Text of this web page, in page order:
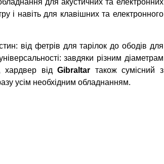
для акустичних та електронних
і навіть для клавішних та електронного
від фетрів для тарілок до ободів для
завдяки різним діаметрам
хардвер відGibraltar також сумісний з
усім необхідним обладнанням.